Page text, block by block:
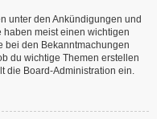
unter den Ankündigungen und
haben meist einen wichtigen
bei den Bekanntmachungen
du wichtige Themen erstellen
die Board-Administration ein.